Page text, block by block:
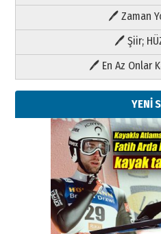
🖊 Zaman
🖊 Şiir;
🖊 En Az Onlar
YENİ
Kenan GÜLERCİ